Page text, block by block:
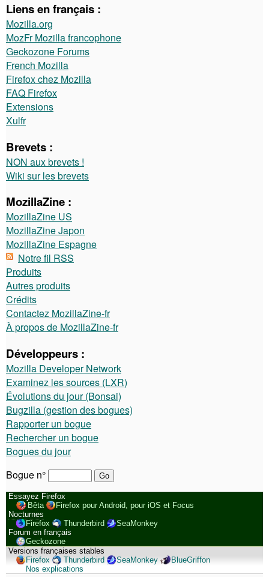
Liens en français :
Mozilla.org
MozFr Mozilla francophone
Geckozone Forums
French Mozilla
Firefox chez Mozilla
FAQ Firefox
Extensions
Xulfr
Brevets :
NON aux brevets !
Wiki sur les brevets
MozillaZine :
MozillaZine US
MozillaZine Japon
MozillaZine Espagne
Notre fil RSS
Produits
Autres produits
Crédits
Contactez MozillaZine-fr
À propos de MozillaZine-fr
Développeurs :
Mozilla Developer Network
Examinez les sources (LXR)
Évolutions du jour (Bonsai)
Bugzilla (gestion des bogues)
Rapporter un bogue
Rechercher un bogue
Bogues du jour
Bogue n°
Essayez Firefox
Bêta
Firefox pour Android, pour iOS et Focus
Nocturnes
Firefox
Thunderbird
SeaMonkey
Forum en français
Geckozone
Versions françaises stables
Firefox
Thunderbird SeaMonkey
BlueGriffon
Nos explications